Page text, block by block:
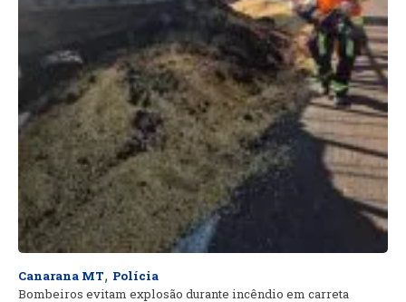
Canarana MT, Polícia
Bombeiros evitam explosão durante incêndio em carreta